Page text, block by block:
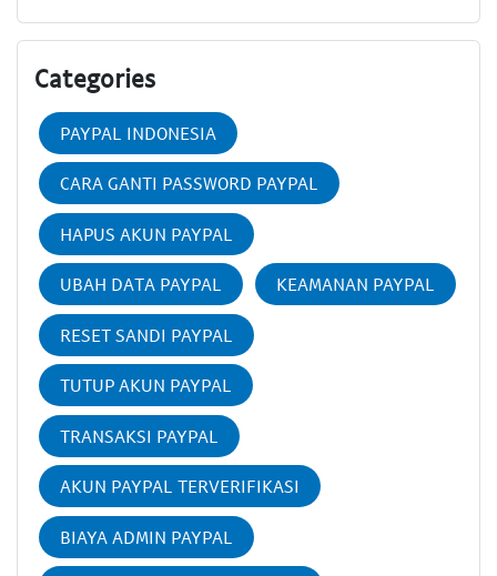
Categories
PAYPAL INDONESIA
CARA GANTI PASSWORD PAYPAL
HAPUS AKUN PAYPAL
UBAH DATA PAYPAL KEAMANAN PAYPAL
RESET SANDI PAYPAL
TUTUP AKUN PAYPAL
TRANSAKSI PAYPAL
AKUN PAYPAL TERVERIFIKASI
BIAYA ADMIN PAYPAL